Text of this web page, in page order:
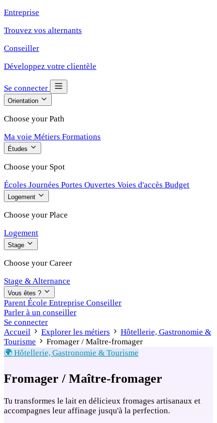
Entreprise
Trouvez vos alternants
Conseiller
Développez votre clientèle
Se connecter
Orientation
Choose your Path
Ma voie Métiers Formations
Études
Choose your Spot
Écoles Journées Portes Ouvertes Voies d'accès Budget
Logement
Choose your Place
Logement
Stage
Choose your Career
Stage & Alternance
Vous êtes ?
Parent École Entreprise Conseiller
Parler à un conseiller
Se connecter
Accueil
Explorer les métiers
Hôtellerie, Gastronomie &
Tourisme
Fromager / Maître-fromager
🌍 Hôtellerie, Gastronomie & Tourisme
Fromager / Maître-fromager
Tu transformes le lait en délicieux fromages artisanaux et
accompagnes leur affinage jusqu'à la perfection.